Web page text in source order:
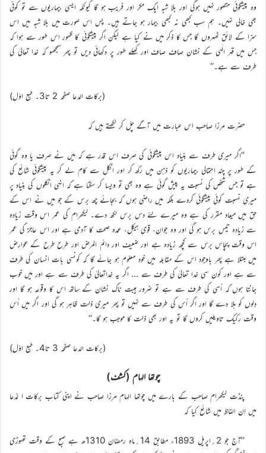
وہ پیشگوئی متصور نہیں ہوگی اور بلا شبہ ایک مکر اور فریب ہو گا کیونکہ ایسی بیماریوں سے تو کوئی
بھی خالی نہیں۔ ہم سب کبھی نہ کبھی بیمار ہو جاتے ہیں۔ پس اس صورت میں بلا شبہ میں اس
سزا کے لائق ٹھہروں گا جس کا ذکر میں نے کیا ہے لیکن اگر پیشگوئی کا ظہور اس طور سے ہوا کہ
جس میں قہر الٰہی کے نشان صاف صاف اور کھلے طور پر دکھائی دیں تو پھر سمجھو کہ خدا تعالیٰ کی
طرف سے ہے۔‘‘
(برکات الدعا صفحہ 2 تا3۔ طبع اوّل)
حضرت مرزا صاحب اس عبارت میں آگے چل کر لکھتے ہیں کہ
’’اگر میری طرف سے بنیاد اس پیشگوئی کی صرف اس قدر ہے کہ میں نے صرف یا وہ گوئی
کے طور پر چند احتمالی بیماریوں کو ذہن میں رکھ کر اور اٹکل سے کام لے کر یہ پیشگوئی شائع کی
ہے تو جس شخص کی نسبت یہ پیش گوئی ہے وہ بھی تو ویسا کر سکتا ہے کہ انہی اٹکلوں کی بنیاد پر
میری نسبت کوئی پیشگوئی کردے بلکہ میں راضی ہوں کہ بجائے چھ برس کے جو میں نے اس کے
حق میں میعاد مقرر کی ہے وہ میرے لئے دس برس لکھ دے۔ لیکھرام کی عمر اس وقت زیادہ
سے زیادہ تیس برس ہو گی اور وہ جوان، قوی ہیکل، عمدہ صحت کا آدمی ہے اور اس عاجز کی عمر
اس وقت پچاس برس سے کچھ زیادہ ہے اور ضعیف اور دائم المرض اور طرح طرح کے عوارض
میں مبتلا ہے پھر باوجود اس کے مقابلہ میں خود معلوم ہو جائے گا کہ کونسی بات انسان کی طرف
سے ہے اور کون سی خدا تعالیٰ کی طرف سے … اگر یہ خداتعالیٰ کی طرف سے ہے اور میں خوب
جانتا ہوں کہ اُسی کی طرف سے ہے تو ضرور ہیبت ناک نشان کے ساتھ اس کا وقوعہ ہو گا اور
دِلوں کو ہلا دے گا اور اگر اُس کی طرف سے نہیں تو پھر میری ذلت ظاہر ہو گی اور اگر میں اُس
وقت رکیک تاویلیں کروں گا تو یہ اور بھی ذلت کا موجب ہو گا۔‘‘
(برکات الدعا صفحہ 3 تا4۔ طبع اوّل)
چوتھا الہام (کشف)
پنڈت لیکھرام صاحب کے بارے میں چوتھا الہام مرزا صاحب نے اپنی کتاب برکات ا لدُعا
میں اِن الفاظ میں شائع کیا کہ
’’آج جو 2؍اپریل 1893ء مطابق 14؍ماہ رمضان 1310ھ ہے صبح کے وقت تھوڑی